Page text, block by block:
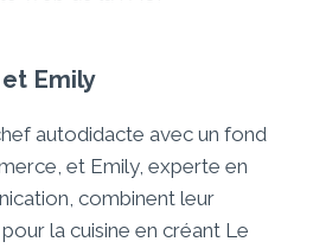
Emily
autodidacte avec un fond
et Emily, experte en
combinent leur
la cuisine en créant Le